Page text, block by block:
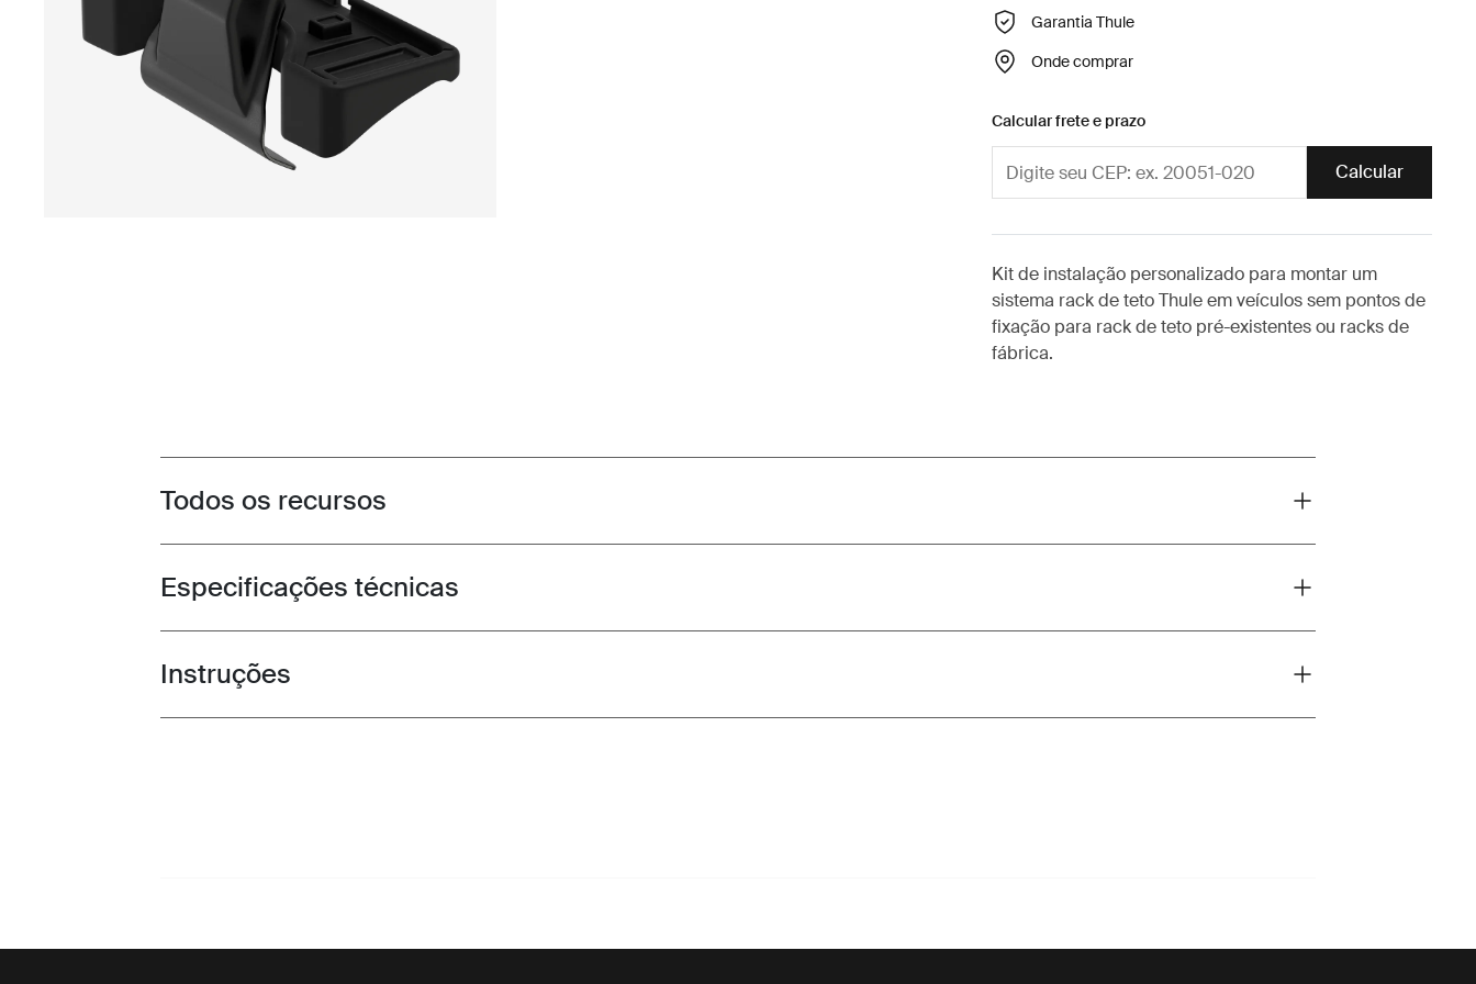
Garantia Thule
Onde comprar
Calcular frete e prazo
Calcular
Kit de instalação personalizado para montar um
sistema rack de teto Thule em veículos sem pontos de
fixação para rack de teto pré-existentes ou racks de
fábrica.
Toggle features
Todos os recursos
Toggle techspec
Especificações técnicas
Toggle guides and instructions
Instruções